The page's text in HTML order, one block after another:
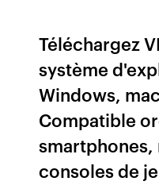
Téléchargez
système
Windows,
Compatible
consoles de